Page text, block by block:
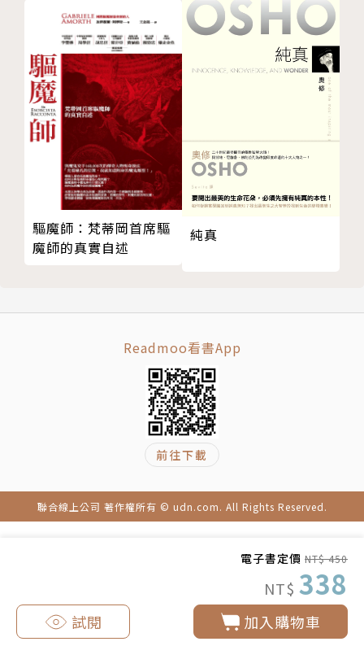
電子書定價 NT$ 450
NT$ 338
加入購物車
試閱
第六節 李常受的神化論述類型是「實際的」
第五章 「神化人者——『神』」的詮釋與分析
第一節 神化交換公式與虛己的內涵
第二節 基督的神人二性與人性的神化
第三節 道成肉身的擴張性意義
第四節 聖靈是神化人者
第五節 分析與歸納：一應俱全又別樹一幟的神化論述
第六章 「被神化者——『人』」的詮釋與分析
第一節 「被神化的『個人』」——信徒——的詮釋與
分析
第二節 「被神化的『團體人』」——教會——的詮釋
第七章 「神化的實踐方式」的詮釋與分析
第一節 召會的運作模式及其演變歷程
第二節 神化需要人的合作與配合
第七節 全球召會的「新約中的領導」
第八節 分析與歸納：從個人靈修到團體行動、從信徒
第一節 神化教義在推廣上的突破、挑戰與展望
第二節 中國本土基督教神化思想與實踐的進展
第三節 提供基督教從自身神學傳統中發展神化教義的
驅魔師：梵蒂岡首席驅
魔師的真實自述
純真
Readmoo看書App
前往下載
聯合線上公司 著作權所有 © udn.com. All Rights Reserved.